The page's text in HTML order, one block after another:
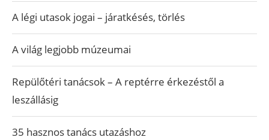
A légi utasok jogai – járatkésés, törlés
A világ legjobb múzeumai
Repülőtéri tanácsok – A reptérre érkezéstől a
leszállásig
35 hasznos tanács utazáshoz